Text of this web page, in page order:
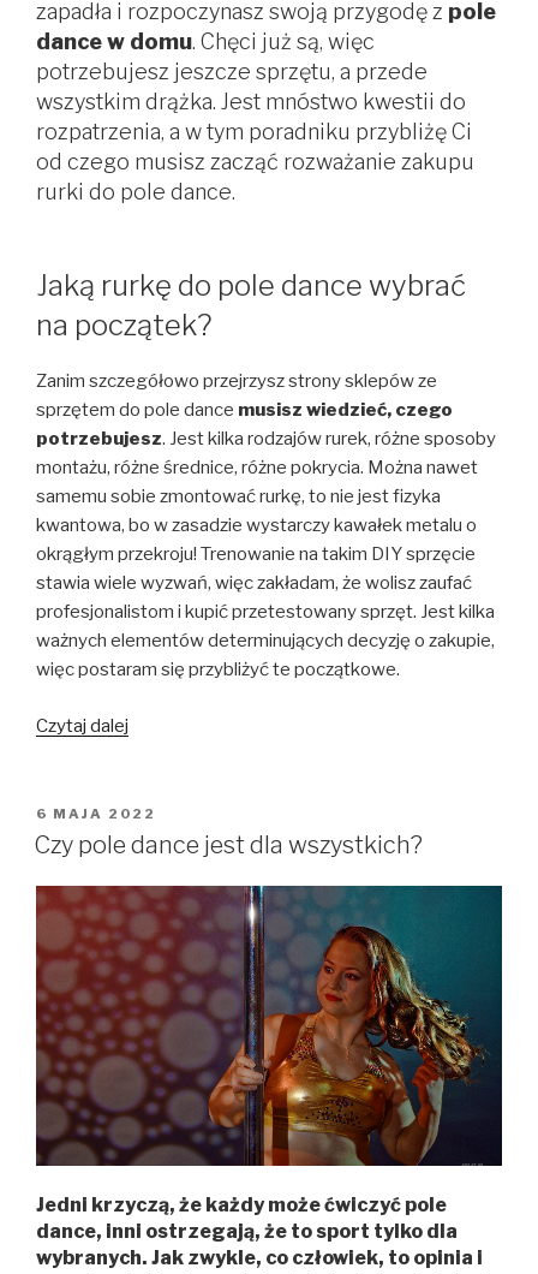
zapadła i rozpoczynasz swoją przygodę z pole
dance w domu. Chęci już są, więc
potrzebujesz jeszcze sprzętu, a przede
wszystkim drążka. Jest mnóstwo kwestii do
rozpatrzenia, a w tym poradniku przybliżę Ci
od czego musisz zacząć rozważanie zakupu
rurki do pole dance.
Jaką rurkę do pole dance wybrać
na początek?
Zanim szczegółowo przejrzysz strony sklepów ze
sprzętem do pole dance musisz wiedzieć, czego
potrzebujesz. Jest kilka rodzajów rurek, różne sposoby
montażu, różne średnice, różne pokrycia. Można nawet
samemu sobie zmontować rurkę, to nie jest fizyka
kwantowa, bo w zasadzie wystarczy kawałek metalu o
okrągłym przekroju! Trenowanie na takim DIY sprzęcie
stawia wiele wyzwań, więc zakładam, że wolisz zaufać
profesjonalistom i kupić przetestowany sprzęt. Jest kilka
ważnych elementów determinujących decyzję o zakupie,
więc postaram się przybliżyć te początkowe.
Czytaj dalej
dance.
Od
zacząć
zakup
pierwszego
drążka
do
tańca
na
rurze?”
OPUBLIKOWANE
W
6 MAJA 2022
Czy pole dance jest dla wszystkich?
Jedni krzyczą, że każdy może ćwiczyć pole
dance, inni ostrzegają, że to sport tylko dla
wybranych. Jak zwykle, co człowiek, to opinia i